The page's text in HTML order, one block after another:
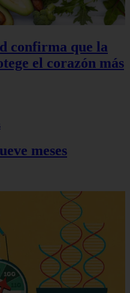
confirma que la
el corazón más
meses